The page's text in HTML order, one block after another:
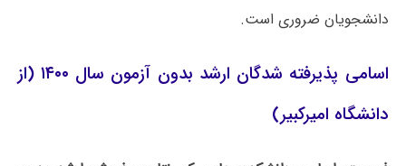
دانشجویان ضروری است.
اسامی پذیرفته شدگان ارشد بدون آزمون سال ۱۴۰۰ (از
دانشگاه امیرکبیر)